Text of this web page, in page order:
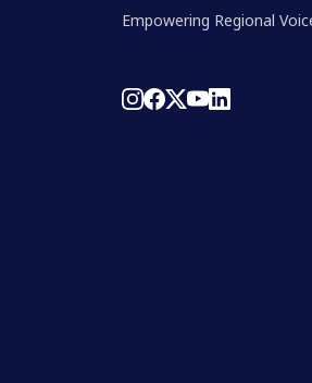
Empowering Regional